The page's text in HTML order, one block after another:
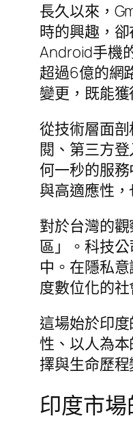
長久以來，
時的興趣，
Android手機
超過6億的網
變更，既能
從技術層面
閱、第三方
何一秒的服
與高適應性
對於台灣的
區」。科技
中。在隱私
度數位化的
這場始於印
性、以人為
擇與生命歷
印度市